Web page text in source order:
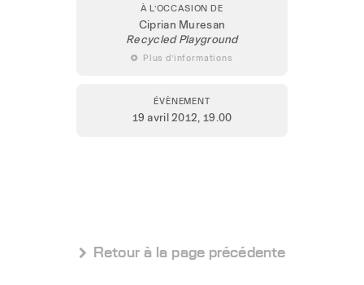
À L’OCCASION DE
Ciprian Muresan
Recycled Playground
 Plus d’informations
ÉVÈNEMENT
19 avril 2012, 19.00
 Retour à la page précédente